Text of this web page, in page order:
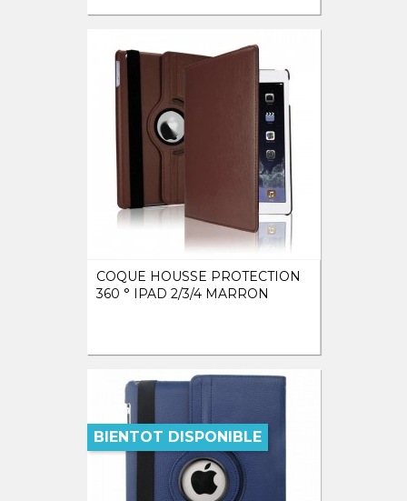
COQUE HOUSSE PROTECTION
360 ° IPAD 2/3/4 MARRON
BIENTOT DISPONIBLE